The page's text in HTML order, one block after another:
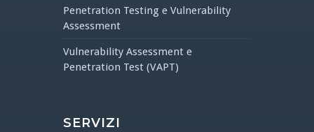
Penetration Testing e Vulnerability
Assessment
Vulnerability Assessment e
Penetration Test (VAPT)
SERVIZI